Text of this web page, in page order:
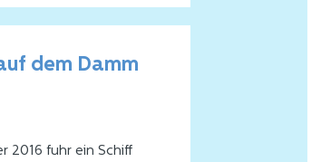
dem Damm
2016 fuhr ein Schiff